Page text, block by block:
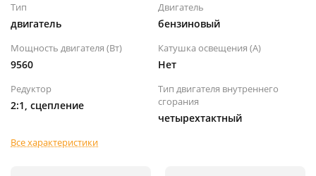
Тип
двигатель
Двигатель
бензиновый
Мощность двигателя (Вт)
9560
Катушка освещения (А)
Нет
Редуктор
2:1, сцепление
Тип двигателя внутреннего
сгорания
четырехтактный
Все характеристики